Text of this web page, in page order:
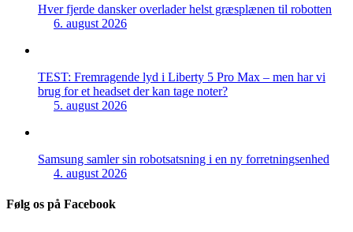
Hver fjerde dansker overlader helst græsplænen til robotten
6. august 2026
TEST: Fremragende lyd i Liberty 5 Pro Max – men har vi
brug for et headset der kan tage noter?
5. august 2026
Samsung samler sin robotsatsning i en ny forretningsenhed
4. august 2026
Følg os på Facebook